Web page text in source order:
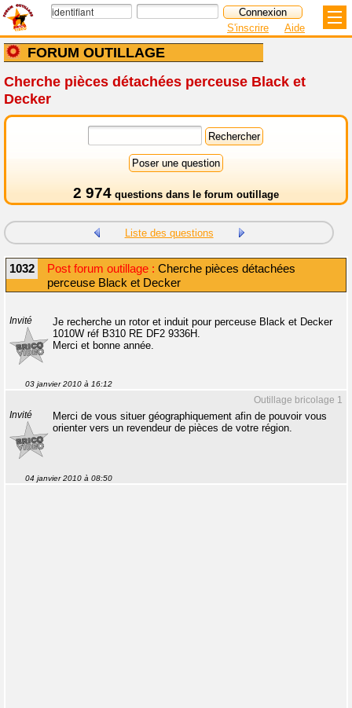
FORUM OUTILLAGE
S'inscrire Aide
Cherche pièces détachées perceuse Black et
Decker
2 974 questions dans le forum outillage
Liste des questions
1032 Post forum outillage : Cherche pièces détachées
perceuse Black et Decker
Invité
Je recherche un rotor et induit pour perceuse Black et Decker
1010W réf B310 RE DF2 9336H.
Merci et bonne année.
03 janvier 2010 à 16:12
Outillage bricolage 1
Invité
Merci de vous situer géographiquement afin de pouvoir vous
orienter vers un revendeur de pièces de votre région.
04 janvier 2010 à 08:50